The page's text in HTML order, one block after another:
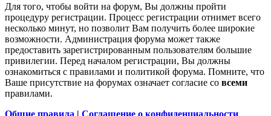
Для того, чтобы войти на форум, Вы должны пройти
процедуру регистрации. Процесс регистрации отнимет всего
несколько минут, но позволит Вам получить более широкие
возможности. Администрация форума может также
предоставить зарегистрированным пользователям большие
привилегии. Перед началом регистрации, Вы должны
ознакомиться с правилами и политикой форума. Помните, что
Ваше присутствие на форумах означает согласие со всеми
правилами.
Общие правила | Соглашение о конфиденциальности